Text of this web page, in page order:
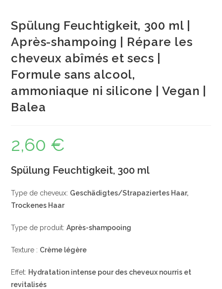
Spülung Feuchtigkeit, 300 ml |
Après-shampoing | Répare les
cheveux abîmés et secs |
Formule sans alcool,
ammoniaque ni silicone | Vegan |
Balea
2,60 €
Spülung Feuchtigkeit, 300 ml
Type de cheveux: Geschädigtes/Strapaziertes Haar,
Trockenes Haar
Type de produit:Après-shampooing
Texture : Crème légère
Effet: Hydratation intense pour des cheveux nourris et
revitalisés